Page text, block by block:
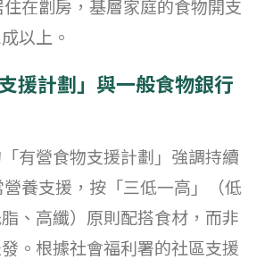
在劏房，基層家庭的食物開支
以上。
援計劃」與一般食物銀行
有營食物支援計劃」強調持續
養支援，按「三低一高」（低
、高纖）原則配搭食材，而非
。根據社會福利署的社區支援